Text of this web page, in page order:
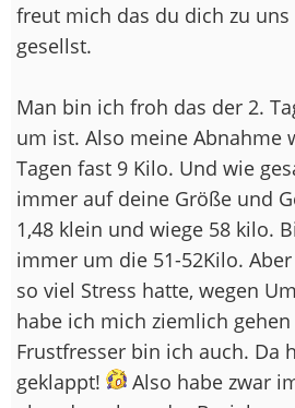
freut mich das du dich zu uns
gesellst.
Man bin ich froh das der 2.
um ist. Also meine Abnahme
Tagen fast 9 Kilo. Und wie
immer auf deine Größe und
1,48 klein und wiege 58 kilo.
immer um die 51-52Kilo.
so viel Stress hatte, wegen
habe ich mich ziemlich
Frustfresser bin ich auch. Da
geklappt!
Also habe zwar